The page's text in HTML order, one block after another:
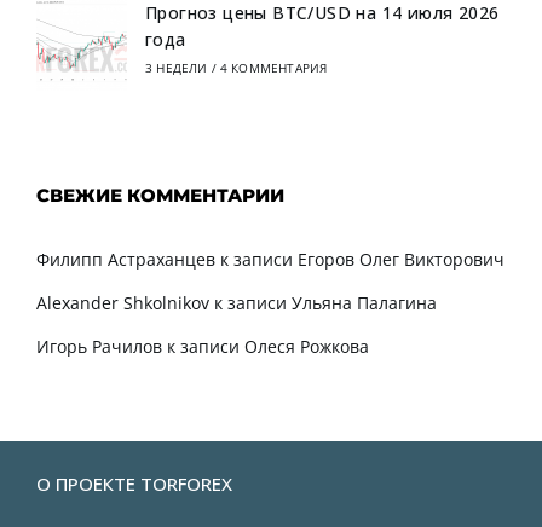
Прогноз цены BTC/USD на 14 июля 2026
года
3 НЕДЕЛИ / 4 КОММЕНТАРИЯ
СВЕЖИЕ КОММЕНТАРИИ
Филипп Астраханцев к записи Егоров Олег Викторович
Alexander Shkolnikov к записи Ульяна Палагина
Игорь Рачилов к записи Олеся Рожкова
О ПРОЕКТЕ TORFOREX